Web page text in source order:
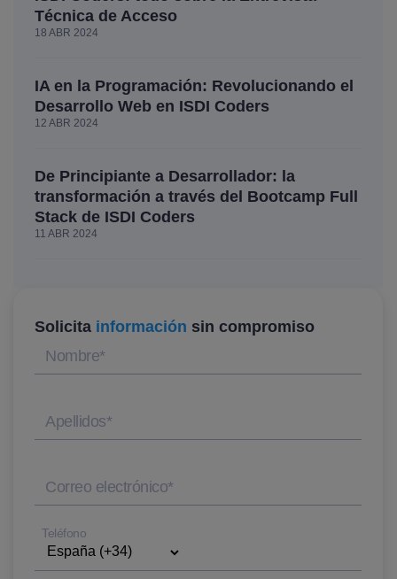
Técnica de Acceso
18 ABR 2024
IA en la Programación: Revolucionando el
Desarrollo Web en ISDI Coders
12 ABR 2024
De Principiante a Desarrollador: la
transformación a través del Bootcamp Full
Stack de ISDI Coders
11 ABR 2024
Solicita información sin compromiso
Nombre*
Apellidos*
Correo electrónico*
Teléfono